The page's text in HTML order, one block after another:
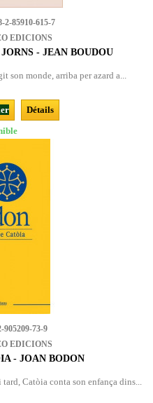
2-85910-615-7
EDICIONS
- JEAN BOUDOU
son monde, arriba per azard a...
Détails
905209-73-9
EDICIONS
- JOAN BODON
Catòia conta son enfança dins...